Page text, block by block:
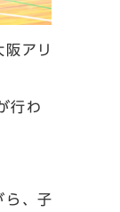
アリ
行わ
ら、子